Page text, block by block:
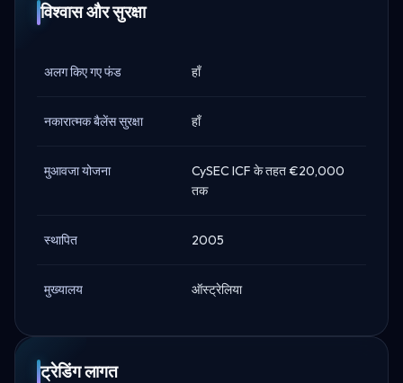
विश्वास और सुरक्षा
अलग किए गए फंड हाँ
नकारात्मक बैलेंस सुरक्षा हाँ
मुआवजा योजना
CySEC ICF के तहत €20,000
तक
स्थापित 2005
मुख्यालय ऑस्ट्रेलिया
ट्रेडिंग लागत